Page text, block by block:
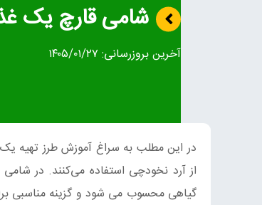
شامی قارچ یک
آخرین بروزرسانی: ۱۴۰۵/۰۱/۲۷
در این مطلب به سراغ آموزش طرز تهیه
از آرد نخودچی استفاده می‌کنند. در
گیاهی محسوب می شود و گزینه مناسبی